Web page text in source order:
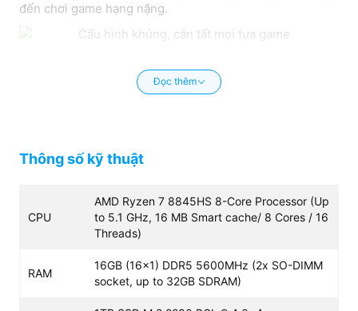
đến chơi game hạng nặng.
16GB đảm bảo cho khả năng làm việc đa nhiệm một cách
ổn định và mượt mà. Ngoài ra, máy còn sở hữu ổ cứng
Bạn sẽ dễ dàng bị thu hút bởi ngoại hình củaLenovo
Legion Slim 5 16AHP9 RTX 4070, bởi thiết kế mạnh mẽ,
tone màu Luna Grey cuốn hút. Vỏ máy được làm từ
linh kiện bên trong một cách tốt nhất. Máy có trọng
lượng 2.3 kg, với một chiếc laptop gaming thì trọng
Đọc thêm
Thông số kỹ thuật
CPU
AMD Ryzen 7 8845HS 8-Core Processor (Up
to 5.1 GHz, 16 MB Smart cache/ 8 Cores / 16
Threads)
RAM
16GB (16x1) DDR5 5600MHz (2x SO-DIMM
socket, up to 32GB SDRAM)